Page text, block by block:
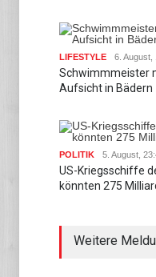
LIFESTYLE 6. August,
Schwimmmeister
Aufsicht in Bädern
POLITIK 5. August,
US-Kriegsschiffe
könnten 275
Weitere